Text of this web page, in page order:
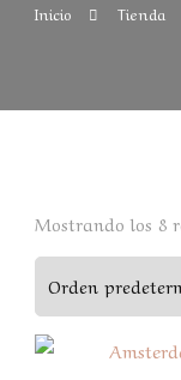
Inicio Tienda
Mostrando los 8